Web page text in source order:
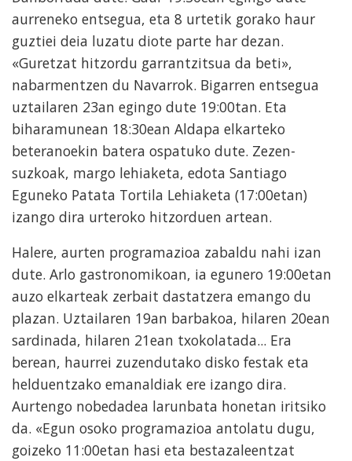
aurreneko entsegua, eta 8 urtetik gorako haur
guztiei deia luzatu diote parte har dezan.
«Guretzat hitzordu garrantzitsua da beti»,
nabarmentzen du Navarrok. Bigarren entsegua
uztailaren 23an egingo dute 19:00tan. Eta
biharamunean 18:30ean Aldapa elkarteko
beteranoekin batera ospatuko dute. Zezen-
suzkoak, margo lehiaketa, edota Santiago
Eguneko Patata Tortila Lehiaketa (17:00etan)
izango dira urteroko hitzorduen artean.
Halere, aurten programazioa zabaldu nahi izan
dute. Arlo gastronomikoan, ia egunero 19:00etan
auzo elkarteak zerbait dastatzera emango du
plazan. Uztailaren 19an barbakoa, hilaren 20ean
sardinada, hilaren 21ean txokolatada... Era
berean, haurrei zuzendutako disko festak eta
helduentzako emanaldiak ere izango dira.
Aurtengo nobedadea larunbata honetan iritsiko
da. «Egun osoko programazioa antolatu dugu,
goizeko 11:00etan hasi eta bestazaleentzat